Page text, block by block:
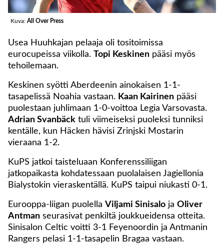
Kuva: All Over Press
Usea Huuhkajan pelaaja oli tositoimissa
eurocupeissa viikolla. Topi Keskinen pääsi myös
tehoilemaan.
Keskinen syötti Aberdeenin ainokaisen 1-1-
tasapelissä Noahia vastaan. Kaan Kairinen pääsi
puolestaan juhlimaan 1-0-voittoa Legia Varsovasta.
Adrian Svanbäck tuli viimeiseksi puoleksi tunniksi
kentälle, kun Häcken hävisi Zrinjski Mostarin
vieraana 1-2.
KuPS jatkoi taisteluaan Konferenssiliigan
jatkopaikasta kohdatessaan puolalaisen Jagiellonia
Bialystokin vieraskentällä. KuPS taipui niukasti 0-1.
Eurooppa-liigan puolella Viljami Sinisalo ja Oliver
Antman seurasivat penkiltä joukkueidensa otteita.
Sinisalon Celtic voitti 3-1 Feyenoordin ja Antmanin
Rangers pelasi 1-1-tasapelin Bragaa vastaan.